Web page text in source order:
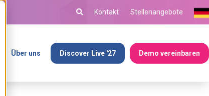
Kontakt Stellenangebote
Über uns Discover Live '27 Demo vereinbaren